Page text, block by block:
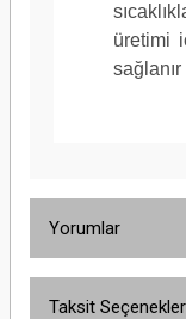
üretimi
sağlanır
Yorumlar
Taksit